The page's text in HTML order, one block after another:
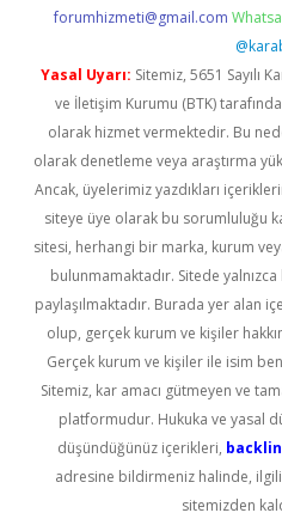
forumhizmeti@gmail.com
Yasal Uyarı: Sitemiz, 5651 Sayılı
ve İletişim Kurumu (BTK)
olarak hizmet vermektedir. Bu
olarak denetleme veya araştırma
Ancak, üyelerimiz yazdıkları
siteye üye olarak bu sorumluluğu
sitesi, herhangi bir marka, kurum
bulunmamaktadır. Sitede yalnızca
paylaşılmaktadır. Burada yer alan
olup, gerçek kurum ve kişiler
Gerçek kurum ve kişiler ile isim
Sitemiz, kar amacı gütmeyen ve
platformudur. Hukuka ve yasal
düşündüğünüz içerikleri,
adresine bildirmeniz halinde,
sitemizden